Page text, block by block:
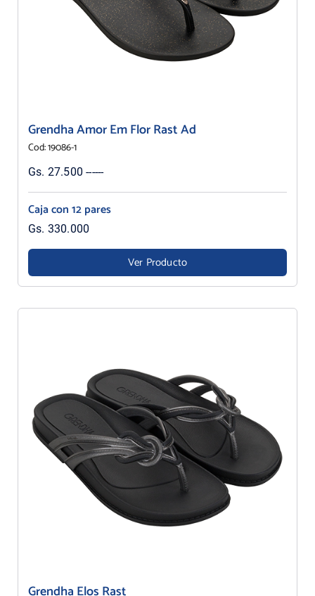
Grendha Amor Em Flor Rast Ad
Cod: 19086-1
Gs. 27.500 ------
Caja con 12 pares
Gs. 330.000
Ver Producto
Grendha Elos Rast